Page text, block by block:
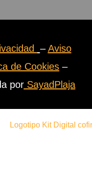
–Aviso
de Cookies –
porSayadPlaja